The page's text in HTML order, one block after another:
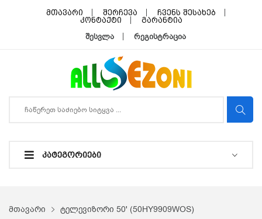
მთავარი შერჩევა
ჩვენს შესახებ
კონტაქტი
გარანტია
შესვლა რეგისტრაცია
ᲙᲐᲢᲔᲒᲝᲠᲘᲔᲑᲘ
მთავარი ტელევიზორი 50' (50HY9909WOS)